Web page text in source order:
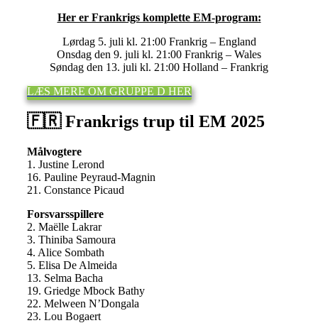
Her er Frankrigs komplette EM-program:
Lørdag 5. juli kl. 21:00 Frankrig – England
Onsdag den 9. juli kl. 21:00 Frankrig – Wales
Søndag den 13. juli kl. 21:00 Holland – Frankrig
LÆS MERE OM GRUPPE D HER
🇫🇷 Frankrigs trup til EM 2025
Målvogtere
1. Justine Lerond
16. Pauline Peyraud-Magnin
21. Constance Picaud
Forsvarsspillere
2. Maëlle Lakrar
3. Thiniba Samoura
4. Alice Sombath
5. Elisa De Almeida
13. Selma Bacha
19. Griedge Mbock Bathy
22. Melween N’Dongala
23. Lou Bogaert